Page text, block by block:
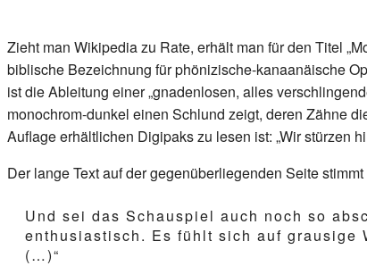
Zieht man Wikipedia zu Rate, erhält man für den Titel
biblische Bezeichnung für phönizische-kanaanäische
ist die Ableitung einer „gnadenlosen, alles
monochrom-dunkel einen Schlund zeigt, deren Zähne
Auflage erhältlichen Digipaks zu lesen ist: „Wir stürzen
Der lange Text auf der gegenüberliegenden Seite
Und sei das Schauspiel auch noch so
enthusiastisch. Es fühlt sich auf grausige
(…)“